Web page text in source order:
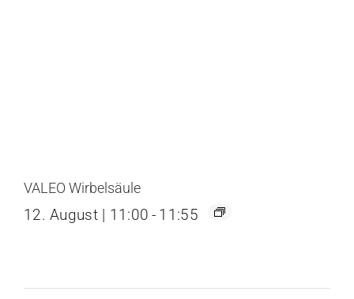
VALEO Wirbelsäule
12. August | 11:00 - 11:55